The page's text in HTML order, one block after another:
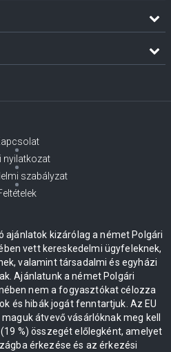
nyilatkozat
szabályzat
ajánlatok kizárólag a német Polgári
vett kereskedelmi ügyfeleknek,
valamint társadalmi és egyházi
Ajánlatunk a német Polgári
nem a fogyasztókat célozza
és hibák jogát fenntartjuk. Az EU
átvevő vásárlóknak meg kell
%) összegét előlegként, amelyet
érkezése és az érkezési